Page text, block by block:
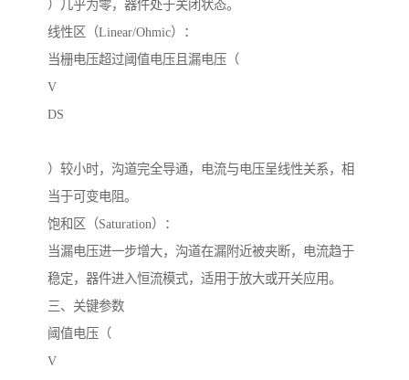
）几乎为零，器件处于关闭状态。
线性区（Linear/Ohmic）：
当栅电压超过阈值电压且漏电压（
V
DS
）较小时，沟道完全导通，电流与电压呈线性关系，相
当于可变电阻。
饱和区（Saturation）：
当漏电压进一步增大，沟道在漏附近被夹断，电流趋于
稳定，器件进入恒流模式，适用于放大或开关应用。
三、关键参数
阈值电压（
V